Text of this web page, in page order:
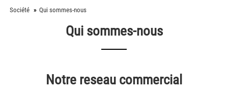
Société Qui sommes-nous
Qui sommes-nous
Notre reseau commercial